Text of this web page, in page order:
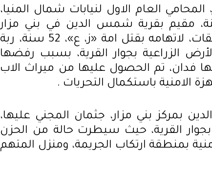
العام الاول لنيابات شمال المنيا،
حبس «أ، ص،»، 32 سنة، مقيم بقرية شمس الدين في بني مزار
بالمنيا،15 يوما على ذمة التحقيقات، لاتهامه بقتل امة «ز، ع»، 52 سنة، ربة
الزراعية بجوار القرية، بسبب رفضها
تم الحصول عليها من ميراث الاب
الامنية باستكمال التحريات .
بمركز بني مزار، جثمان المجني عليها،
بجوار القرية، حيث سيطرت حالة من الحزن
بمنطقة ارتكاب الجريمة، ومنزل المتهم